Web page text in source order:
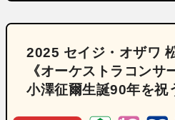
2025 セイジ・オザワ
《オーケストラコンサ
小澤征爾生誕90年を祝